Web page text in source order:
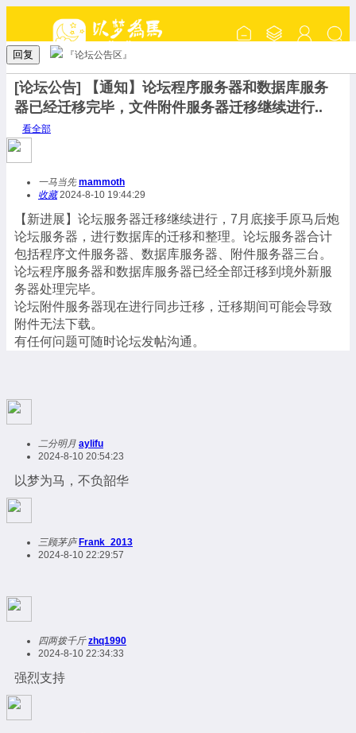
回复 『论坛公告区』
[论坛公告] 【通知】论坛程序服务器和数据库服务
器已经迁移完毕，文件附件服务器迁移继续进行..
看全部
一马当先 mammoth
收藏2024-8-10 19:44:29
【新进展】论坛服务器迁移继续进行，7月底接手原马后炮
论坛服务器，进行数据库的迁移和整理。论坛服务器合计
包括程序文件服务器、数据库服务器、附件服务器三台。
论坛程序服务器和数据库服务器已经全部迁移到境外新服
务器处理完毕。
论坛附件服务器现在进行同步迁移，迁移期间可能会导致
附件无法下载。
有任何问题可随时论坛发帖沟通。
二分明月 aylifu
2024-8-10 20:54:23
以梦为马，不负韶华
三顾茅庐 Frank_2013
2024-8-10 22:29:57
四两拨千斤 zhq1990
2024-8-10 22:34:33
强烈支持